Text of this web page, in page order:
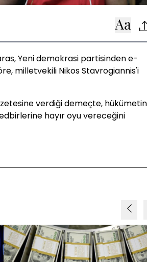
Yeni demokrasi partisinden e-
milletvekili Nikos Stavrogiannis'i
verdiği demeçte, hükümetin
hayır oyu vereceğini